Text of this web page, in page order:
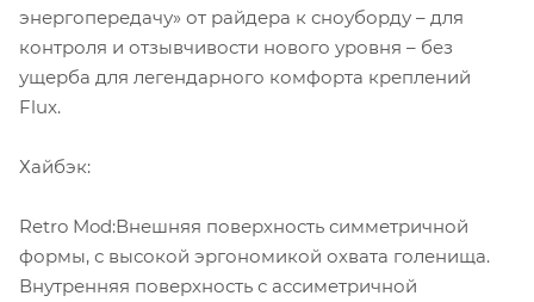
энергопередачу» от райдера к сноуборду – для
контроля и отзывчивости нового уровня – без
ущерба для легендарного комфорта креплений
Flux.
Хайбэк:
Retro Mod:Внешняя поверхность симметричной
формы, с высокой эргономикой охвата голенища.
Внутренняя поверхность с ассиметричной